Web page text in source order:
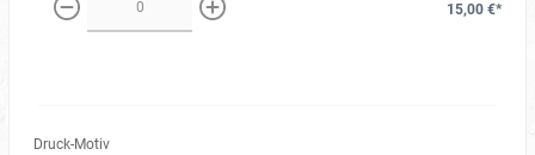
weniger mehr
15,00 €*
Druck-Motiv